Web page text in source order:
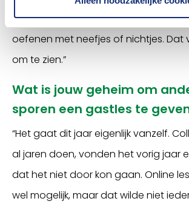
basisschool af zijn. Of ze gaan
oefenen met neefjes of nichtjes. Dat
om te zien.”
Wat is jouw geheim om
sporen een gastles te
“Het gaat dit jaar eigenlijk vanzelf.
al jaren doen, vonden het vorig jaar
dat het niet door kon gaan. Online
wel mogelijk, maar dat wilde niet